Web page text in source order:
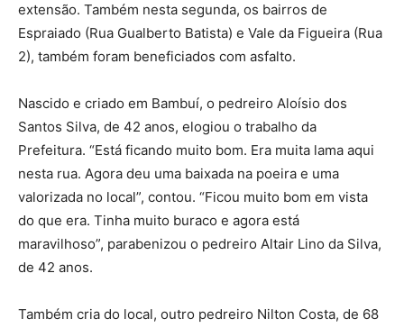
extensão. Também nesta segunda, os bairros de
Espraiado (Rua Gualberto Batista) e Vale da Figueira (Rua
2), também foram beneficiados com asfalto.
Nascido e criado em Bambuí, o pedreiro Aloísio dos
Santos Silva, de 42 anos, elogiou o trabalho da
Prefeitura. “Está ficando muito bom. Era muita lama aqui
nesta rua. Agora deu uma baixada na poeira e uma
valorizada no local”, contou. “Ficou muito bom em vista
do que era. Tinha muito buraco e agora está
maravilhoso”, parabenizou o pedreiro Altair Lino da Silva,
de 42 anos.
Também cria do local, outro pedreiro Nilton Costa, de 68